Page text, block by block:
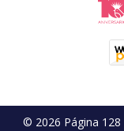
© 2026 Página